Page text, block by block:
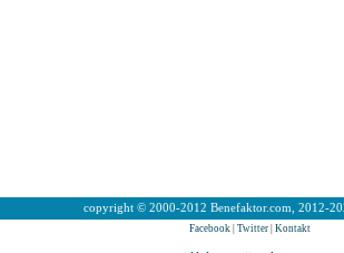
copyright © 2000-2012 Benefaktor.com, 2012-
Facebook| Twitter| Kontakt